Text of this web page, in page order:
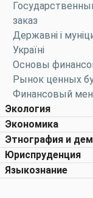
заказ
Державні і
Україні
Основы
Рынок ценных
Финансовый
Экология
Экономика
Этнография и
Юриспруденция
Языкознание